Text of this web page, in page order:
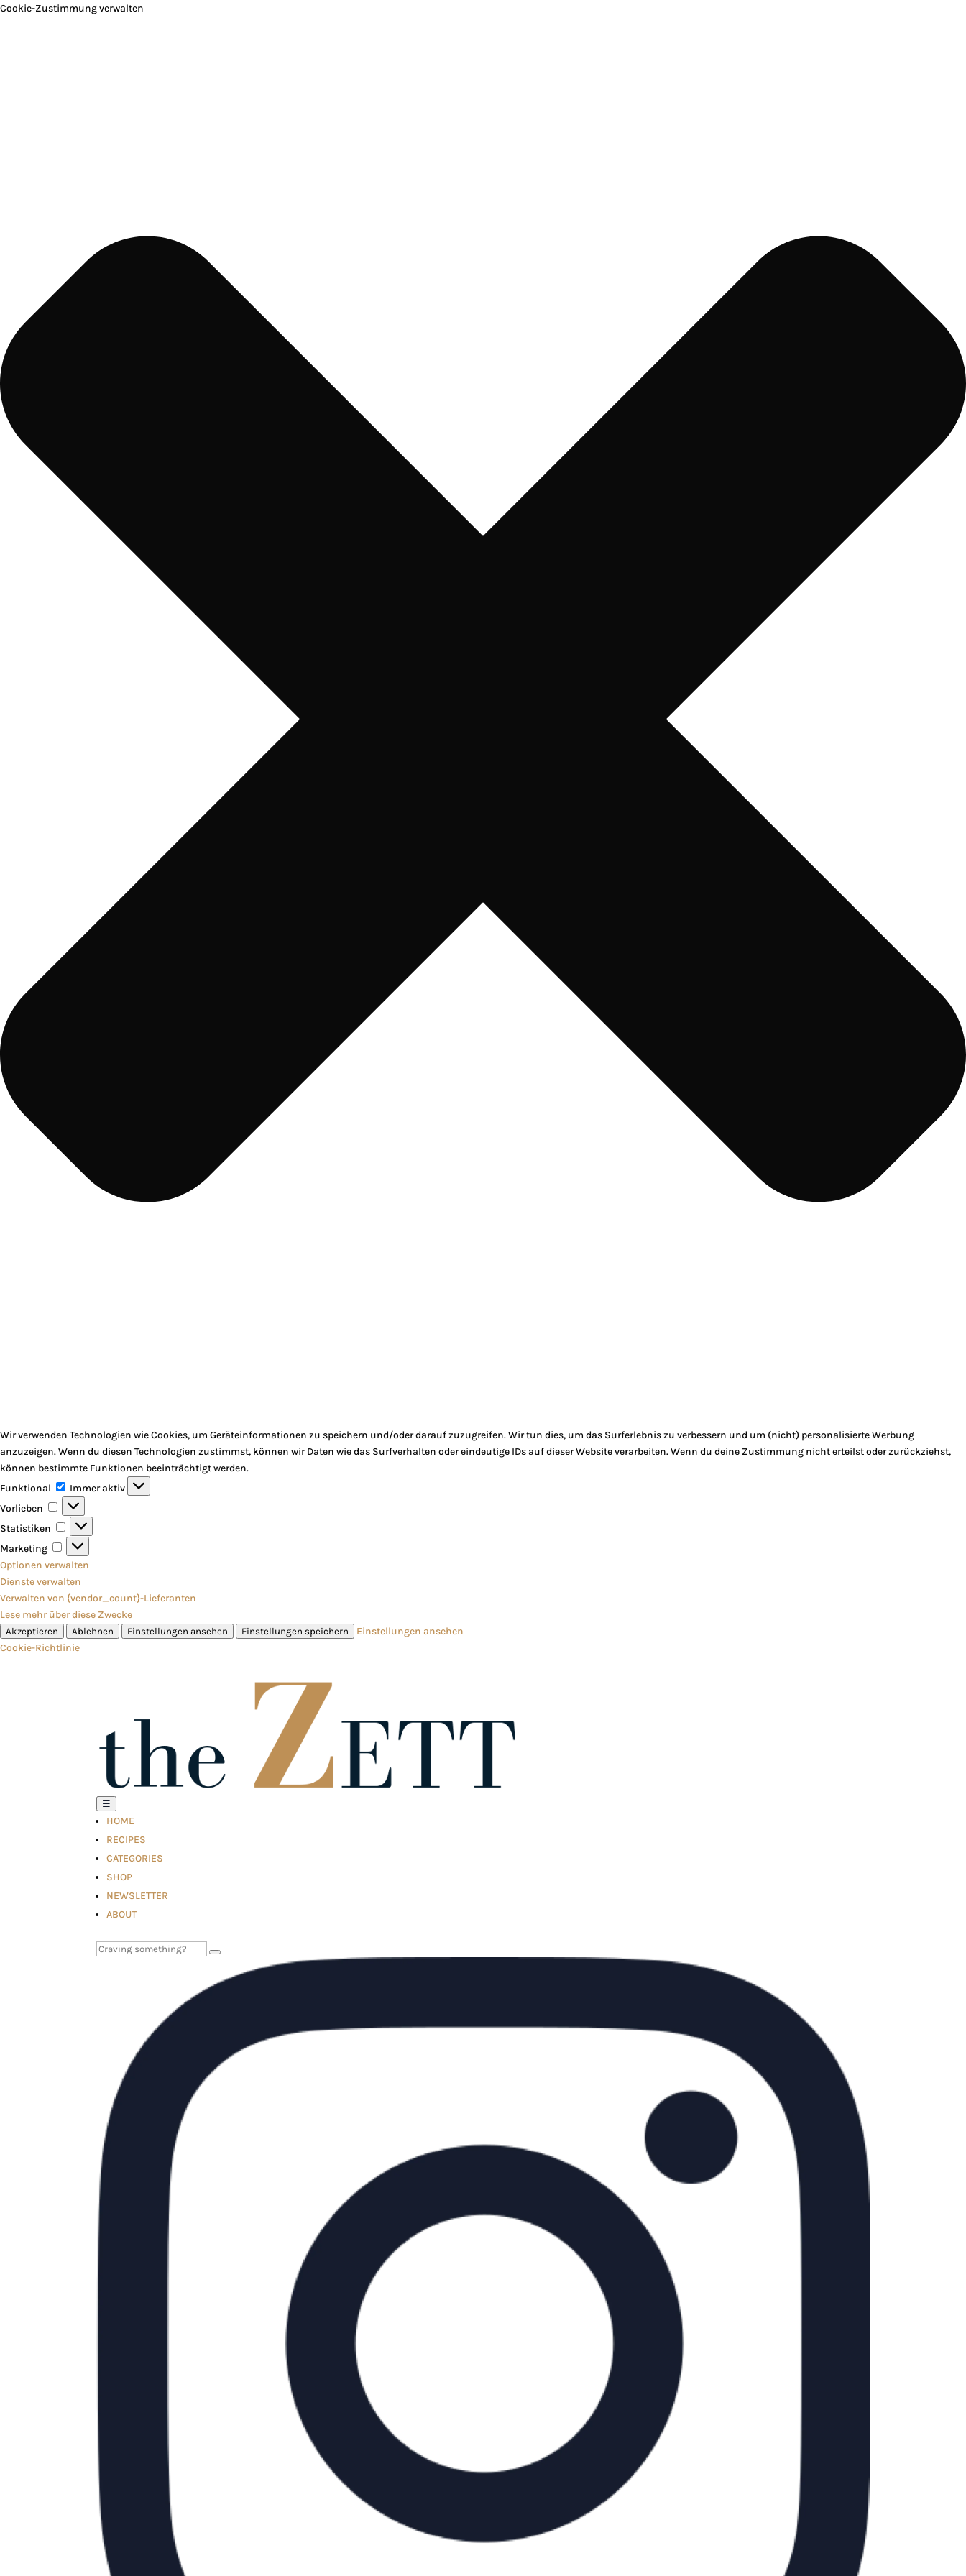
Cookie-Zustimmung verwalten
Wir verwenden Technologien wie Cookies, um Geräteinformationen zu speichern und/oder darauf zuzugreifen. Wir tun dies, um das Surferlebnis zu verbessern und um (nicht) personalisierte Werbung
anzuzeigen. Wenn du diesen Technologien zustimmst, können wir Daten wie das Surfverhalten oder eindeutige IDs auf dieser Website verarbeiten. Wenn du deine Zustimmung nicht erteilst oder zurückziehst,
können bestimmte Funktionen beeinträchtigt werden.
Funktional
Funktional
Immer aktiv
Vorlieben
Vorlieben
Statistiken
Statistiken
Marketing
Marketing
Optionen verwalten
Dienste verwalten
Verwalten von {vendor_count}-Lieferanten
Lese mehr über diese Zwecke
Akzeptieren Ablehnen Einstellungen ansehen Einstellungen speichern
Einstellungen ansehen
Cookie-Richtlinie
☰
HOME
RECIPES
CATEGORIES
SHOP
NEWSLETTER
ABOUT